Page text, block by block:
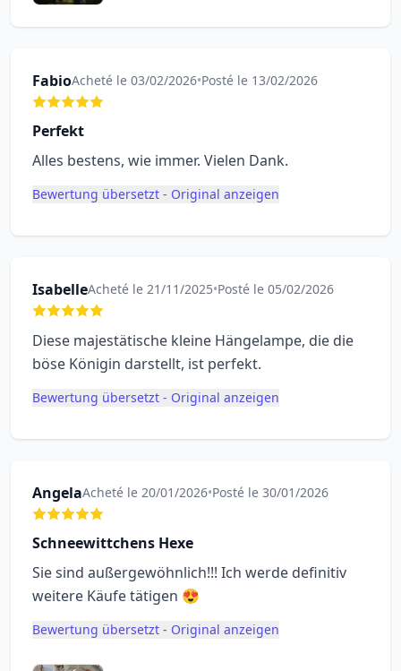
FabioAcheté le 03/02/2026•Posté le 13/02/2026
Perfekt
Alles bestens, wie immer. Vielen Dank.
Bewertung übersetzt - Original anzeigen
IsabelleAcheté le 21/11/2025•Posté le 05/02/2026
Diese majestätische kleine Hängelampe, die die
böse Königin darstellt, ist perfekt.
Bewertung übersetzt - Original anzeigen
AngelaAcheté le 20/01/2026•Posté le 30/01/2026
Schneewittchens Hexe
Sie sind außergewöhnlich!!! Ich werde definitiv
weitere Käufe tätigen 😍
Bewertung übersetzt - Original anzeigen